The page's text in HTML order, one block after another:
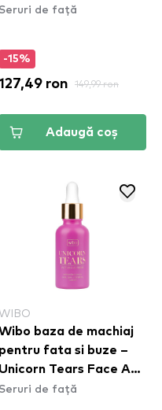
Seruri de față
-15%
127,49 ron 149,99 ron
Adaugă coș
baza de machiaj
pentru fata si buze –
Unicorn Tears Face And
Lip Primer (CE288)
Seruri de față